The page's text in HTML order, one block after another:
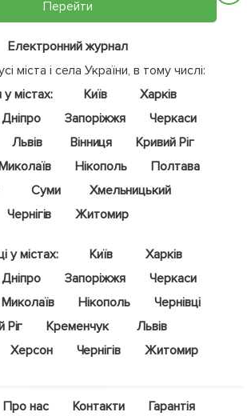
Перейти
Електронний журнал
міста і села України, в тому числі:
у містах:
Київ
Харків
Дніпро Запоріжжя
Черкаси
Львів Вінниця
Кривий Ріг
Нікополь
Полтава
Суми
Хмельницький
Чернігів
Житомир
у містах: Київ
Харків
Дніпро Запоріжжя
Черкаси
Миколаїв Нікополь
Чернівці
Ріг
Кременчук
Львів
Херсон Чернігів Житомир
Про нас Контакти
Гарантія